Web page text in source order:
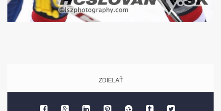
ZDIELAŤ